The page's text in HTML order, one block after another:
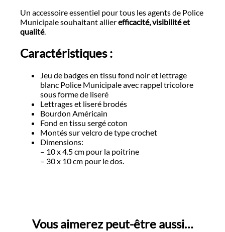
Un accessoire essentiel pour tous les agents de Police
Municipale souhaitant allierefficacité, visibilité et
qualité.
Caractéristiques :
Jeu de badges en tissu fond noir et lettrage
blanc Police Municipale avec rappel tricolore
sous forme de liseré
Lettrages et liseré brodés
Bourdon Américain
Fond en tissu sergé coton
Montés sur velcro de type crochet
Dimensions:
– 10 x 4.5 cm pour la poitrine
– 30 x 10 cm pour le dos.
Vous aimerez peut-être aussi…